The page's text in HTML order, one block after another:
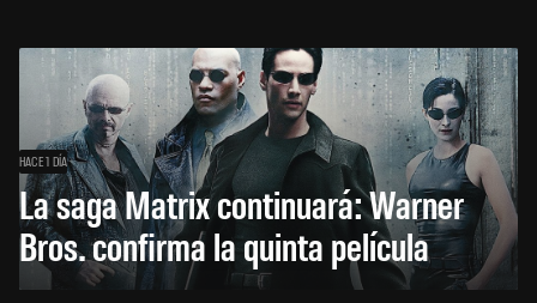
HACE 1 DÍA
La saga Matrix continuará: Warner
Bros. confirma la quinta película